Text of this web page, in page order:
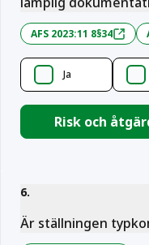
AFS 2023:11 8§34
Ja
Risk och
6.
Är ställningen